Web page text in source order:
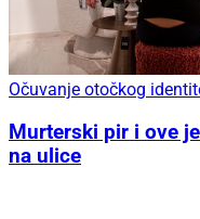
Očuvanje otočkog
Murterski pir i ove
na ulice